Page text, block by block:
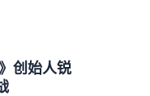
创始人锐